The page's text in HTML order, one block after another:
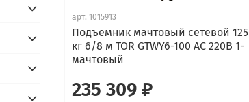
арт.1015913
Подъемник мачтовый сетевой 125
кг 6/8 м TOR GTWY6-100 AC 220В 1-
мачтовый
235 309 ₽